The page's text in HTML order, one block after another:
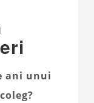
ani unui